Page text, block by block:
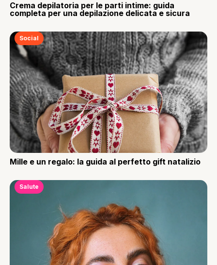
Crema depilatoria per le parti intime: guida
completa per una depilazione delicata e sicura
Social
Mille e un regalo: la guida al perfetto gift natalizio
Salute